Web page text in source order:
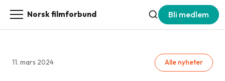
Norsk filmforbund Bli medlem
11. mars 2024 Alle nyheter